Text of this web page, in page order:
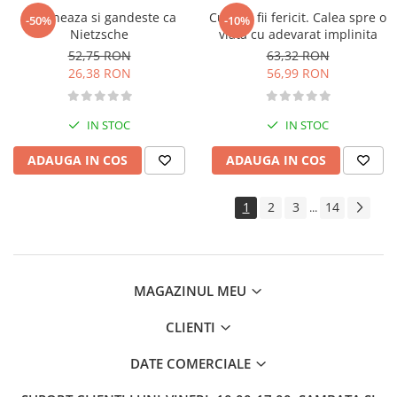
Istoria romanilor
Istorie
Istorie antica, medievala si
Istorie contemporana universala
Istorie sociala si culturala
Mari puteri ale lumii
Primul Razboi Mondial
Dezvoltare personala (familie)
-50%
Actioneaza si gandeste ca
Nietzsche
52,75 RON
26,38 RON
IN STOC
ADAUGA IN COS
-10%
Cum sa fii fericit. Calea spre o
viata cu adevarat implinita
63,32 RON
56,99 RON
IN STOC
ADAUGA IN COS
1 2 3 ... 14
MAGAZINUL MEU
CLIENTI
DATE COMERCIALE